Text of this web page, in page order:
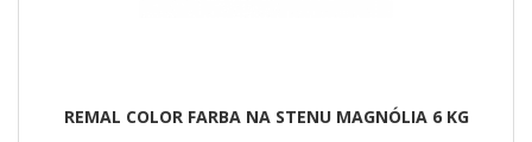
REMAL COLOR FARBA NA STENU MAGNÓLIA 6 KG